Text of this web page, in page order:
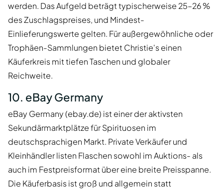
werden. Das Aufgeld beträgt typischerweise 25–26 %
des Zuschlagspreises, und Mindest-
Einlieferungswerte gelten. Für außergewöhnliche oder
Trophäen-Sammlungen bietet Christie's einen
Käuferkreis mit tiefen Taschen und globaler
Reichweite.
10. eBay Germany
eBay Germany (ebay.de) ist einer der aktivsten
Sekundärmarktplätze für Spirituosen im
deutschsprachigen Markt. Private Verkäufer und
Kleinhändler listen Flaschen sowohl im Auktions- als
auch im Festpreisformat über eine breite Preisspanne.
Die Käuferbasis ist groß und allgemein statt